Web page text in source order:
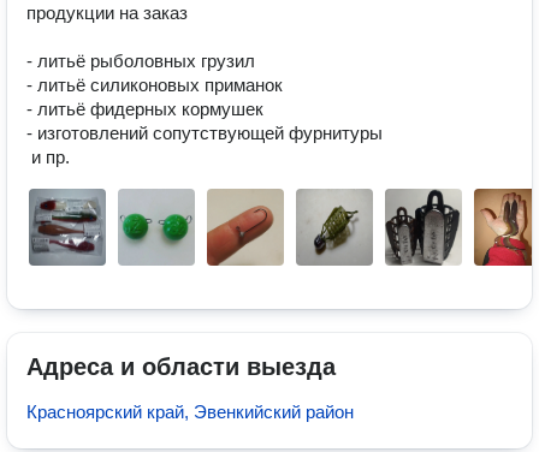
продукции на заказ
- литьё рыболовных грузил
- литьё силиконовых приманок
- литьё фидерных кормушек
- изготовлений сопутствующей фурнитуры
Адреса и области выезда
Красноярский край, Эвенкийский район